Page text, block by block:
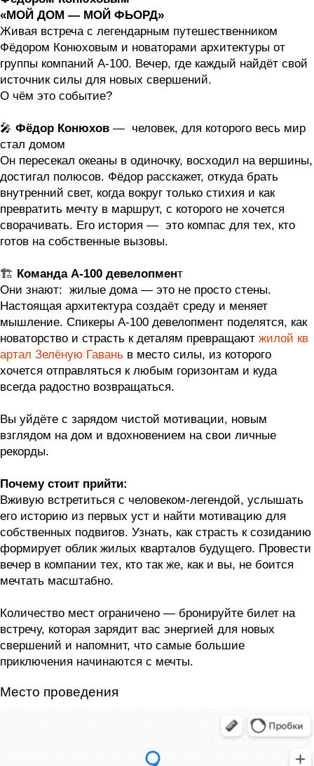
«МОЙ ДОМ — МОЙ ФЬОРД»
Живая встреча с легендарным путешественником
Фёдором Конюховым и новаторами архитектуры от
группы компаний А-100. Вечер, где каждый найдёт свой
источник силы для новых свершений.
О чём это событие?
🎤 Фёдор Конюхов — человек, для которого весь мир
стал домом
Он пересекал океаны в одиночку, восходил на вершины,
достигал полюсов. Фёдор расскажет, откуда брать
внутренний свет, когда вокруг только стихия и как
превратить мечту в маршрут, с которого не хочется
сворачивать. Его история — это компас для тех, кто
готов на собственные вызовы.
🏗️ Команда А-100 девелопмент
Они знают: жилые дома — это не просто стены.
Настоящая архитектура создаёт среду и меняет
мышление. Спикеры А-100 девелопмент поделятся, как
новаторство и страсть к деталям превращают жилой кв
артал Зелёную Гавань в место силы, из которого
хочется отправляться к любым горизонтам и куда
всегда радостно возвращаться.
Вы уйдёте с зарядом чистой мотивации, новым
взглядом на дом и вдохновением на свои личные
рекорды.
Почему стоит прийти:
Вживую встретиться с человеком-легендой, услышать
его историю из первых уст и найти мотивацию для
собственных подвигов. Узнать, как страсть к созиданию
формирует облик жилых кварталов будущего. Провести
вечер в компании тех, кто так же, как и вы, не боится
мечтать масштабно.
Количество мест ограничено — бронируйте билет на
встречу, которая зарядит вас энергией для новых
свершений и напомнит, что самые большие
приключения начинаются с мечты.
Место проведения